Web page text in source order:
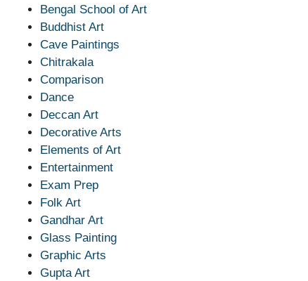
Bengal School of Art
Buddhist Art
Cave Paintings
Chitrakala
Comparison
Dance
Deccan Art
Decorative Arts
Elements of Art
Entertainment
Exam Prep
Folk Art
Gandhar Art
Glass Painting
Graphic Arts
Gupta Art